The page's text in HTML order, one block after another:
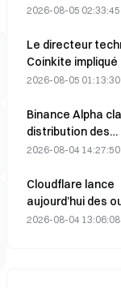
trading bStocks à
2026-08-05 02:33:45
Le directeur
Coinkite impliqué
l’incident lié à une
déclenchant
vagues
causé 114 millions
2026-08-05 01:13:30
Binance Alpha
distribution des
récompenses de
envoyées
automatiquement
détenteurs de
2026-08-04 14:27:50
Cloudflare lance
aujourd’hui des
d’identité et de
2026-08-04 13:06:08